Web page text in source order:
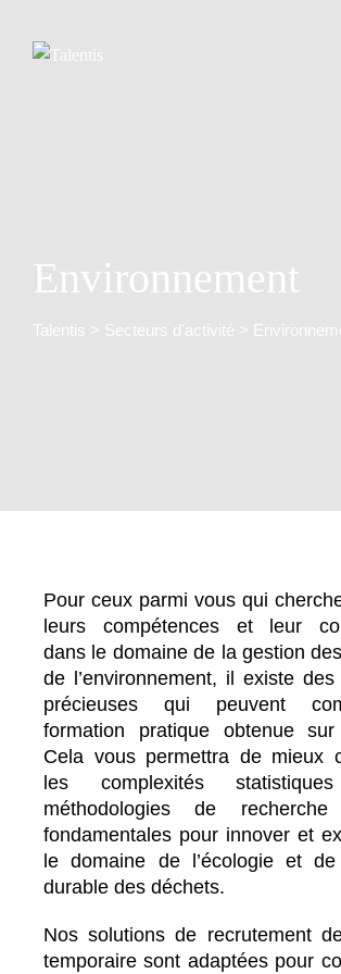
Environnement
Talentis > Secteurs d'activité >
Pour ceux parmi vous qui
leurs compétences et leur
dans le domaine de la gestion
de l’environnement, il existe
précieuses qui peuvent
formation pratique obtenue
Cela vous permettra de mieux
les complexités
méthodologies de
fondamentales pour innover et
le domaine de l’écologie et
durable des déchets.
Nos solutions de recrutement
temporaire sont adaptées pour
Agent de collecte des